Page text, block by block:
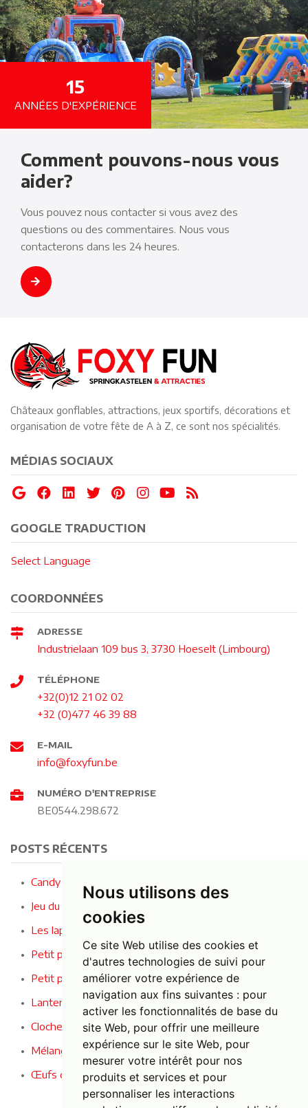
Nous utilisons des
cookies
Ce site Web utilise des cookies et
d'autres technologies de suivi pour
améliorer votre expérience de
navigation aux fins suivantes : pour
activer les fonctionnalités de base du
site Web, pour offrir une meilleure
expérience sur le site Web, pour
mesurer votre intérêt pour nos
produits et services et pour
personnaliser les interactions
Comment pouvons-nous vous
aider?
Vous pouvez nous contacter si vous avez des
questions ou des commentaires. Nous vous
contacterons dans les 24 heures.
15
ANNÉES D'EXPÉRIENCE
Châteaux gonflables, attractions, jeux sportifs, décorations et
organisation de votre fête de A à Z, ce sont nos spécialités.
MÉDIAS SOCIAUX
GOOGLE TRADUCTION
Select Language
COORDONNÉES
ADRESSE
Industrielaan 109 bus 3, 3730 Hoeselt (Limbourg)
TÉLÉPHONE
+32(0)12 21 02 02
+32 (0)477 46 39 88
E-MAIL
info@foxyfun.be
NUMÉRO D'ENTREPRISE
BE0544.298.672
POSTS RÉCENTS
Candy Crusher - Le jeu le plus sucré de la fête !
Jeu du fil buzzer : le jeu de concentration ultime !
Les lapins entendent, voient et se taisent
Petit panier en osier avec des baies
Petit panier en osier avec des fleurs
Lanternes en bambou pleines d'ambiance
Cloche de vélo décorative
Mélange d'œufs de Pâques décoratifs
Œufs de Pâques décoratifs